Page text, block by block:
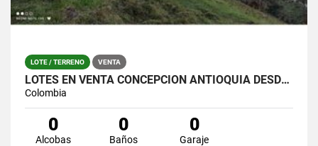
LOTE / TERRENO VENTA
LOTES EN VENTA CONCEPCIÒN ANTIOQUIA DESDE 160 MILLONES
Colombia
0
Alcobas
0
Baños
0
Garaje